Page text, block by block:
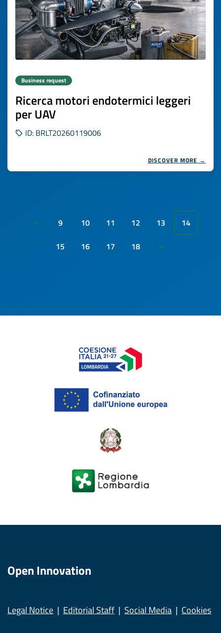
Business request
Ricerca motori endotermici leggeri
per UAV
ID: BRLT20260119006
DISCOVER MORE →
« 9 10 11 12 13
14
15
16 17 18 »
Open Innovation
Legal Notice Editorial Staff Social Media Cookies